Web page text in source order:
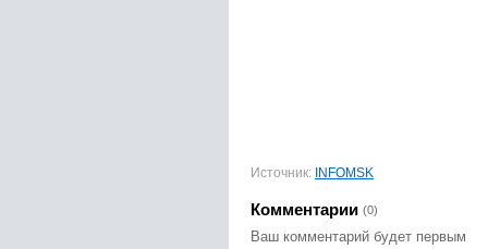
Источник: INFOMSK
Комментарии (0)
Ваш комментарий будет первым